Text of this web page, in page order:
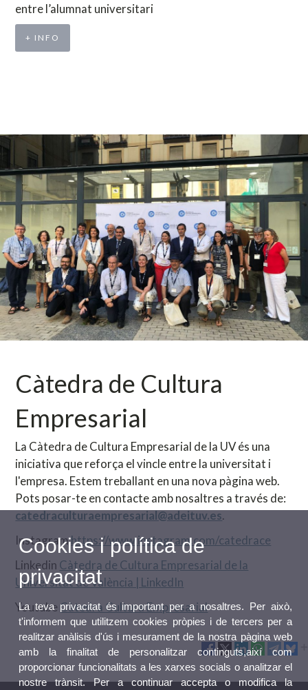
entre l’alumnat universitari
+ INFO
Càtedra de Cultura
Empresarial
La Càtedra de Cultura Empresarial de la UV és una
iniciativa que reforça el vincle entre la universitat i
l'empresa. Estem treballant en una nova pàgina web.
Pots posar-te en contacte amb nosaltres a través de:
catedraculturaempresarial@adeituv.es.
Instagramhttps://www.instagram.com/catedrace
Linkedin Càtedra de Cultura Empresarial de la
Universitat de València | LinkedIn
Youtube Càtedra Cultura Empresarial
Cookies i política de
privacitat
La teva privacitat és important per a nosaltres. Per això,
t'informem que utilitzem cookies pròpies i de tercers per a
realitzar anàlisis d'ús i mesurament de la nostra pàgina web
amb la finalitat de personalitzar continguts,així com
proporcionar funcionalitats a les xarxes socials o analitzar el
nostre trànsit. Per a continuar accepta o modifica la